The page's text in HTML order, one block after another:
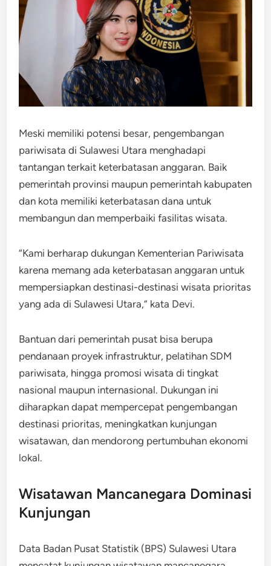
Meski memiliki potensi besar, pengembangan
pariwisata di Sulawesi Utara menghadapi
tantangan terkait keterbatasan anggaran. Baik
pemerintah provinsi maupun pemerintah kabupaten
dan kota memiliki keterbatasan dana untuk
membangun dan memperbaiki fasilitas wisata.
“Kami berharap dukungan Kementerian Pariwisata
karena memang ada keterbatasan anggaran untuk
mempersiapkan destinasi-destinasi wisata prioritas
yang ada di Sulawesi Utara,” kata Devi.
Bantuan dari pemerintah pusat bisa berupa
pendanaan proyek infrastruktur, pelatihan SDM
pariwisata, hingga promosi wisata di tingkat
nasional maupun internasional. Dukungan ini
diharapkan dapat mempercepat pengembangan
destinasi prioritas, meningkatkan kunjungan
wisatawan, dan mendorong pertumbuhan ekonomi
lokal.
Wisatawan Mancanegara Dominasi
Kunjungan
Data Badan Pusat Statistik (BPS) Sulawesi Utara